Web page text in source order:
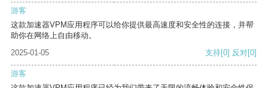
游客
这款加速器VPM应用程序可以给你提供最高速度和安全性的连接，并帮
助你在网络上自由移动。
2025-01-05
支持[0] 反对[0]
游客